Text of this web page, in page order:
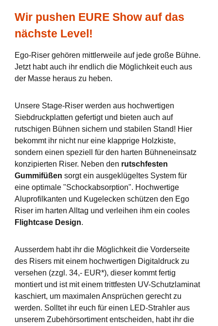
Wir pushen EURE Show auf das
nächste Level!
Ego-Riser gehören mittlerweile auf jede große Bühne.
Jetzt habt auch ihr endlich die Möglichkeit euch aus
der Masse heraus zu heben.
Unsere Stage-Riser werden aus hochwertigen
Siebdruckplatten gefertigt und bieten auch auf
rutschigen Bühnen sichern und stabilen Stand! Hier
bekommt ihr nicht nur eine klapprige Holzkiste,
sondern einen speziell für den harten Bühneneinsatz
konzipierten Riser. Neben den rutschfesten
Gummifüßen sorgt ein ausgeklügeltes System für
eine optimale "Schockabsorption". Hochwertige
Aluprofilkanten und Kugelecken schützen den Ego
Riser im harten Alltag und verleihen ihm ein cooles
Flightcase Design.
Ausserdem habt ihr die Möglichkeit die Vorderseite
des Risers mit einem hochwertigen Digitaldruck zu
versehen (zzgl. 34,- EUR*), dieser kommt fertig
montiert und ist mit einem trittfesten UV-Schutzlaminat
kaschiert, um maximalen Ansprüchen gerecht zu
werden. Solltet ihr euch für einen LED-Strahler aus
unserem Zubehörsortiment entscheiden, habt ihr die